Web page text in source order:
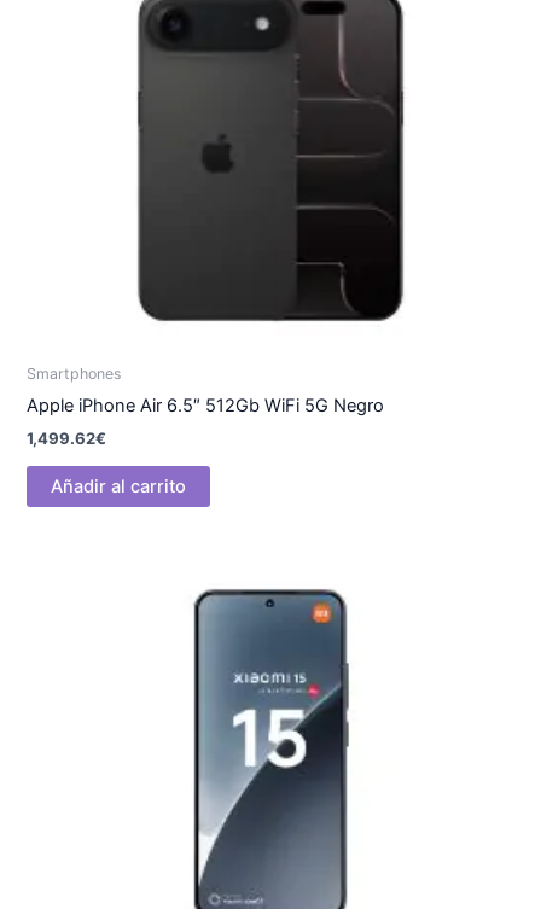
Smartphones
Apple iPhone Air 6.5″ 512Gb WiFi 5G Negro
1,499.62€
Añadir al carrito